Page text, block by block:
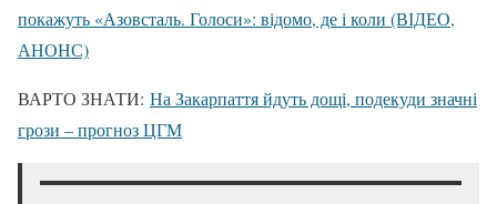
покажуть «Азовсталь. Голоси»: відомо, де і коли (ВІДЕО,
АНОНС)
ВАРТО ЗНАТИ: На Закарпаття йдуть дощі, подекуди значні
грози – прогноз ЦГМ